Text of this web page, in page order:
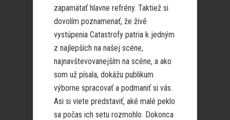
zapamätať hlavne refrény. Taktiež si
dovolím poznamenať, že živé
vystúpenia Catastrofy patria k jedným
z najlepších na našej scéne,
najnavštevovanejším na scéne, a ako
som už písala, dokážu publikum
výborne spracovať a podmaniť si vás.
Asi si viete predstaviť, aké malé peklo
sa počas ich setu rozmohlo. Dokonca